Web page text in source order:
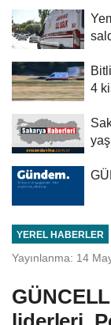
4
YEREL HABERLER
Yayınlanma: 14